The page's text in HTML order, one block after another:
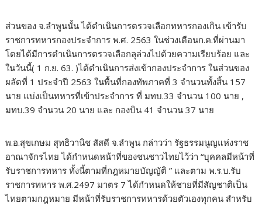
ส่วนของ จ.ลำพูนนั้น ได้ดำเนินการตรวจเลือกทหารกองเกิน เข้ารับ
ราชการทหารกองประจำการ พ.ศ. 2563 ในช่วงเดือนก.ค.ที่ผ่านมา
โดยได้มีการดำเนินการตรวจเลือกลุล่วงไปด้วยความเรียบร้อย และ
ในวันนี้( 1 ก.ย. 63. )ได้ดำเนินการส่งเข้ากองประจำการ ในส่วนของ
ผลัดที่ 1 ประจำปี 2563 ในพื้นที่กองทัพภาคที่ 3 จำนวนทั้งสิ้น 157
นาย แบ่งเป็นทหารที่เข้าประจำการ ที่ มทบ.33 จำนวน 100 นาย ,
มทบ.39 จำนวน 20 นาย และ กองบิน 41 จำนวน 37 นาย
พ.อ.สุขเกษม สุทธิวานิช สัสดี จ.ลำพูน กล่าวว่า รัฐธรรมนูญแห่งราช
อาณาจักรไทย ได้กำหนดหน้าที่ของชนชาวไทยไว้ว่า “บุคคลมีหน้าที่
รับราชการทหาร ทั้งนี้ตามที่กฎหมายบัญญัติ ” และตาม พ.ร.บ.รับ
ราชการทหาร พ.ศ.2497 มาตร 7 ได้กำหนดให้ชายที่มีสัญชาติเป็น
ไทยตามกฎหมาย มีหน้าที่รับราชการทหารด้วยตัวเองทุกคน สำหรับ